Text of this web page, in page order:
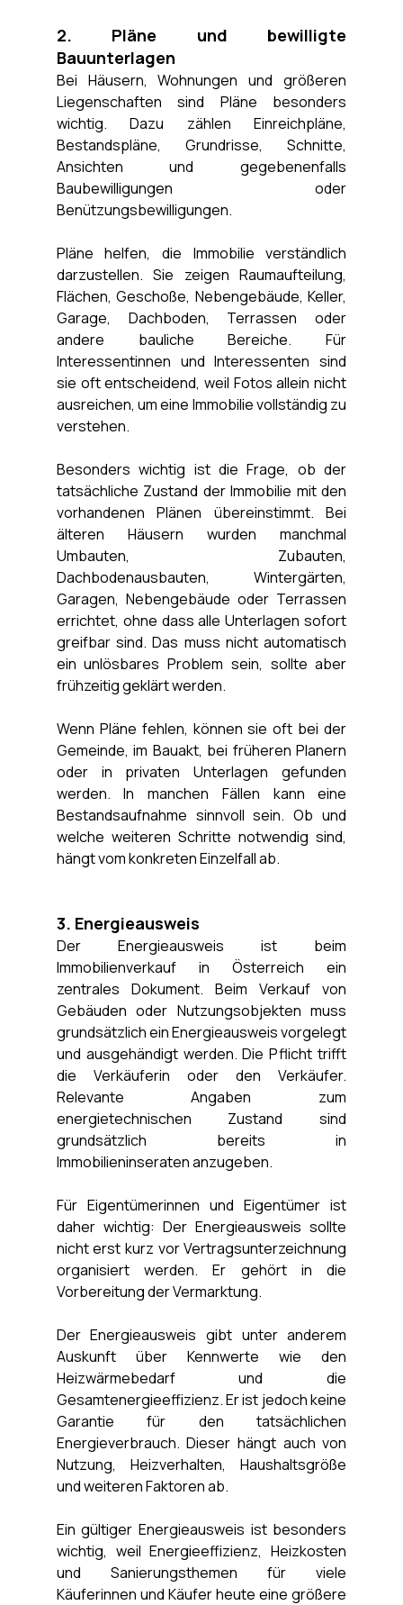
2. Pläne und bewilligte
Bauunterlagen
Bei Häusern, Wohnungen und größeren
Liegenschaften sind Pläne besonders
wichtig. Dazu zählen Einreichpläne,
Bestandspläne, Grundrisse, Schnitte,
Ansichten und gegebenenfalls
Baubewilligungen oder
Benützungsbewilligungen.
Pläne helfen, die Immobilie verständlich
darzustellen. Sie zeigen Raumaufteilung,
Flächen, Geschoße, Nebengebäude, Keller,
Garage, Dachboden, Terrassen oder
andere bauliche Bereiche. Für
Interessentinnen und Interessenten sind
sie oft entscheidend, weil Fotos allein nicht
ausreichen, um eine Immobilie vollständig zu
verstehen.
Besonders wichtig ist die Frage, ob der
tatsächliche Zustand der Immobilie mit den
vorhandenen Plänen übereinstimmt. Bei
älteren Häusern wurden manchmal
Umbauten, Zubauten,
Dachbodenausbauten, Wintergärten,
Garagen, Nebengebäude oder Terrassen
errichtet, ohne dass alle Unterlagen sofort
greifbar sind. Das muss nicht automatisch
ein unlösbares Problem sein, sollte aber
frühzeitig geklärt werden.
Wenn Pläne fehlen, können sie oft bei der
Gemeinde, im Bauakt, bei früheren Planern
oder in privaten Unterlagen gefunden
werden. In manchen Fällen kann eine
Bestandsaufnahme sinnvoll sein. Ob und
welche weiteren Schritte notwendig sind,
hängt vom konkreten Einzelfall ab.
3. Energieausweis
Der Energieausweis ist beim
Immobilienverkauf in Österreich ein
zentrales Dokument. Beim Verkauf von
Gebäuden oder Nutzungsobjekten muss
grundsätzlich ein Energieausweis vorgelegt
und ausgehändigt werden. Die Pflicht trifft
die Verkäuferin oder den Verkäufer.
Relevante Angaben zum
energietechnischen Zustand sind
grundsätzlich bereits in
Immobilieninseraten anzugeben.
Für Eigentümerinnen und Eigentümer ist
daher wichtig: Der Energieausweis sollte
nicht erst kurz vor Vertragsunterzeichnung
organisiert werden. Er gehört in die
Vorbereitung der Vermarktung.
Der Energieausweis gibt unter anderem
Auskunft über Kennwerte wie den
Heizwärmebedarf und die
Gesamtenergieeffizienz. Er ist jedoch keine
Garantie für den tatsächlichen
Energieverbrauch. Dieser hängt auch von
Nutzung, Heizverhalten, Haushaltsgröße
und weiteren Faktoren ab.
Ein gültiger Energieausweis ist besonders
wichtig, weil Energieeffizienz, Heizkosten
und Sanierungsthemen für viele
Käuferinnen und Käufer heute eine größere